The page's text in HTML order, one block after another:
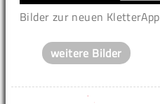
Bilder zur neuen KletterApp
weitere Bilder